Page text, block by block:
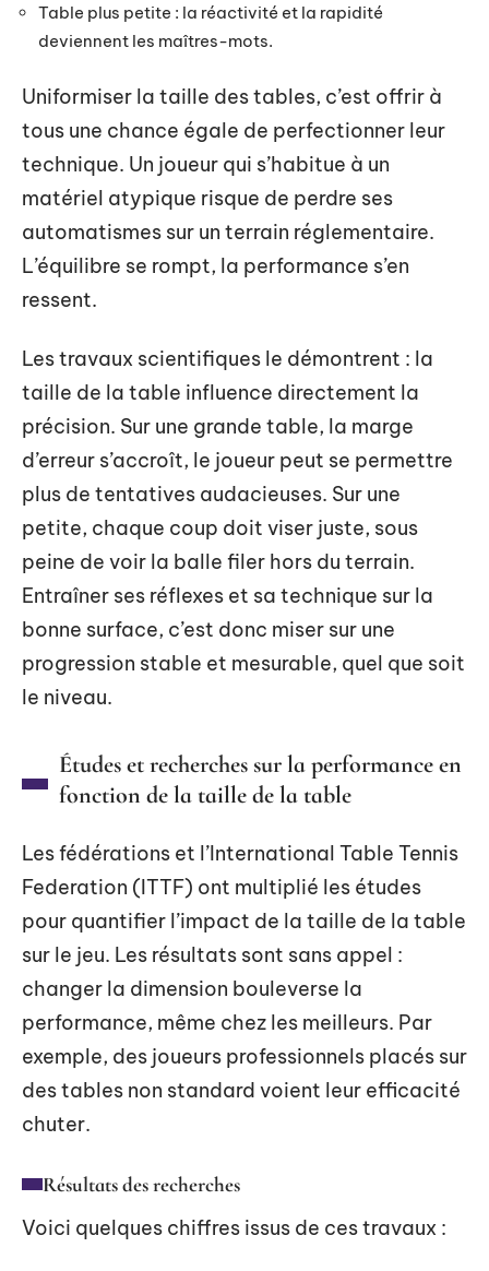
Table plus petite : la réactivité et la rapidité
deviennent les maîtres-mots.
Uniformiser la taille des tables, c’est offrir à
tous une chance égale de perfectionner leur
technique. Un joueur qui s’habitue à un
matériel atypique risque de perdre ses
automatismes sur un terrain réglementaire.
L’équilibre se rompt, la performance s’en
ressent.
Les travaux scientifiques le démontrent : la
taille de la table influence directement la
précision. Sur une grande table, la marge
d’erreur s’accroît, le joueur peut se permettre
plus de tentatives audacieuses. Sur une
petite, chaque coup doit viser juste, sous
peine de voir la balle filer hors du terrain.
Entraîner ses réflexes et sa technique sur la
bonne surface, c’est donc miser sur une
progression stable et mesurable, quel que soit
le niveau.
Études et recherches sur la performance en
fonction de la taille de la table
Les fédérations et l’International Table Tennis
Federation (ITTF) ont multiplié les études
pour quantifier l’impact de la taille de la table
sur le jeu. Les résultats sont sans appel :
changer la dimension bouleverse la
performance, même chez les meilleurs. Par
exemple, des joueurs professionnels placés sur
des tables non standard voient leur efficacité
chuter.
Résultats des recherches
Voici quelques chiffres issus de ces travaux :